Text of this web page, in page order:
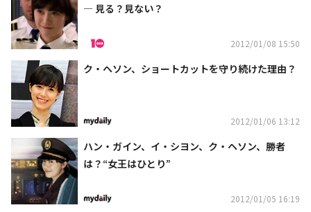
― 見る？見ない？
2012/01/08 15:50
ク・ヘソン、ショートカットを守り続けた理由？
2012/01/06 13:12
ハン・ガイン、イ・シヨン、ク・ヘソン、勝者
は？“女王はひとり”
2012/01/05 16:19